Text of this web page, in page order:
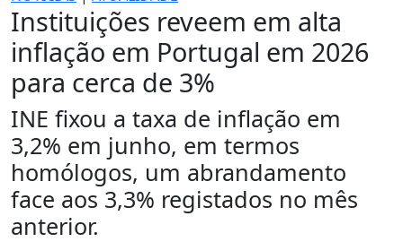
Instituições reveem em alta
inflação em Portugal em 2026
para cerca de 3%
INE fixou a taxa de inflação em
3,2% em junho, em termos
homólogos, um abrandamento
face aos 3,3% registados no mês
anterior.